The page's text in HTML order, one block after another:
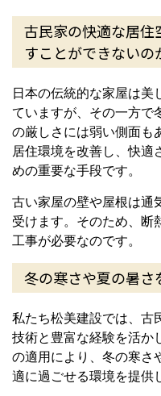
古民家の快適な居
すことができないの
日本の伝統的な家屋は美
ていますが、その一方で
の厳しさには弱い側面も
居住環境を改善し、快適
めの重要な手段です。
古い家屋の壁や屋根は通
受けます。そのため、断
工事が必要なのです。
冬の寒さや夏の暑さ
私たち松美建設では、古
技術と豊富な経験を活か
の適用により、冬の寒さ
適に過ごせる環境を提供